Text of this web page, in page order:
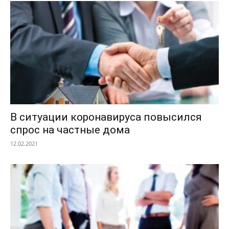
В ситуации коронавируса повысился
спрос на частные дома
12.02.2021